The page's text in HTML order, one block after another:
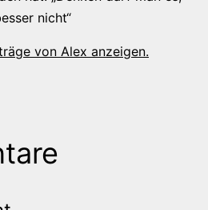
nicht“
von Alex anzeigen.